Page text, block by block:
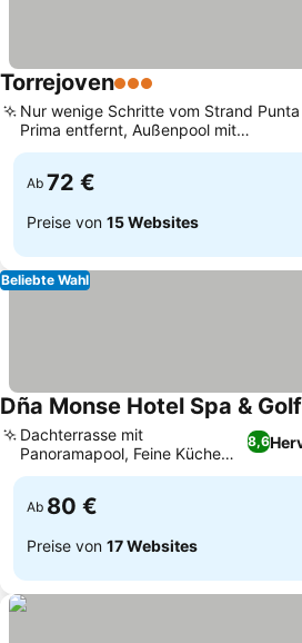
Torrejoven3 Sterne
Nur wenige Schritte vom Strand Punta
Prima entfernt, Außenpool mit
Sonnenterrasse
Ab 72 €
Preise von 15 Websites
Beliebte Wahl
Dña Monse Hotel Spa & Golf
8,6
Dachterrasse mit
Panoramapool, Feine Küche
und Fusionsküche
Ab 80 €
Preise von 17 Websites